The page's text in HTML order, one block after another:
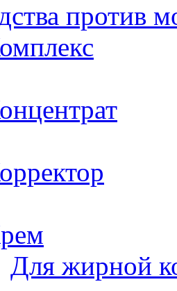
против
Для жирной